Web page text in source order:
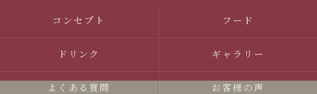
コンセプト フード
ドリンク ギャラリー
よくある質問 お客様の声